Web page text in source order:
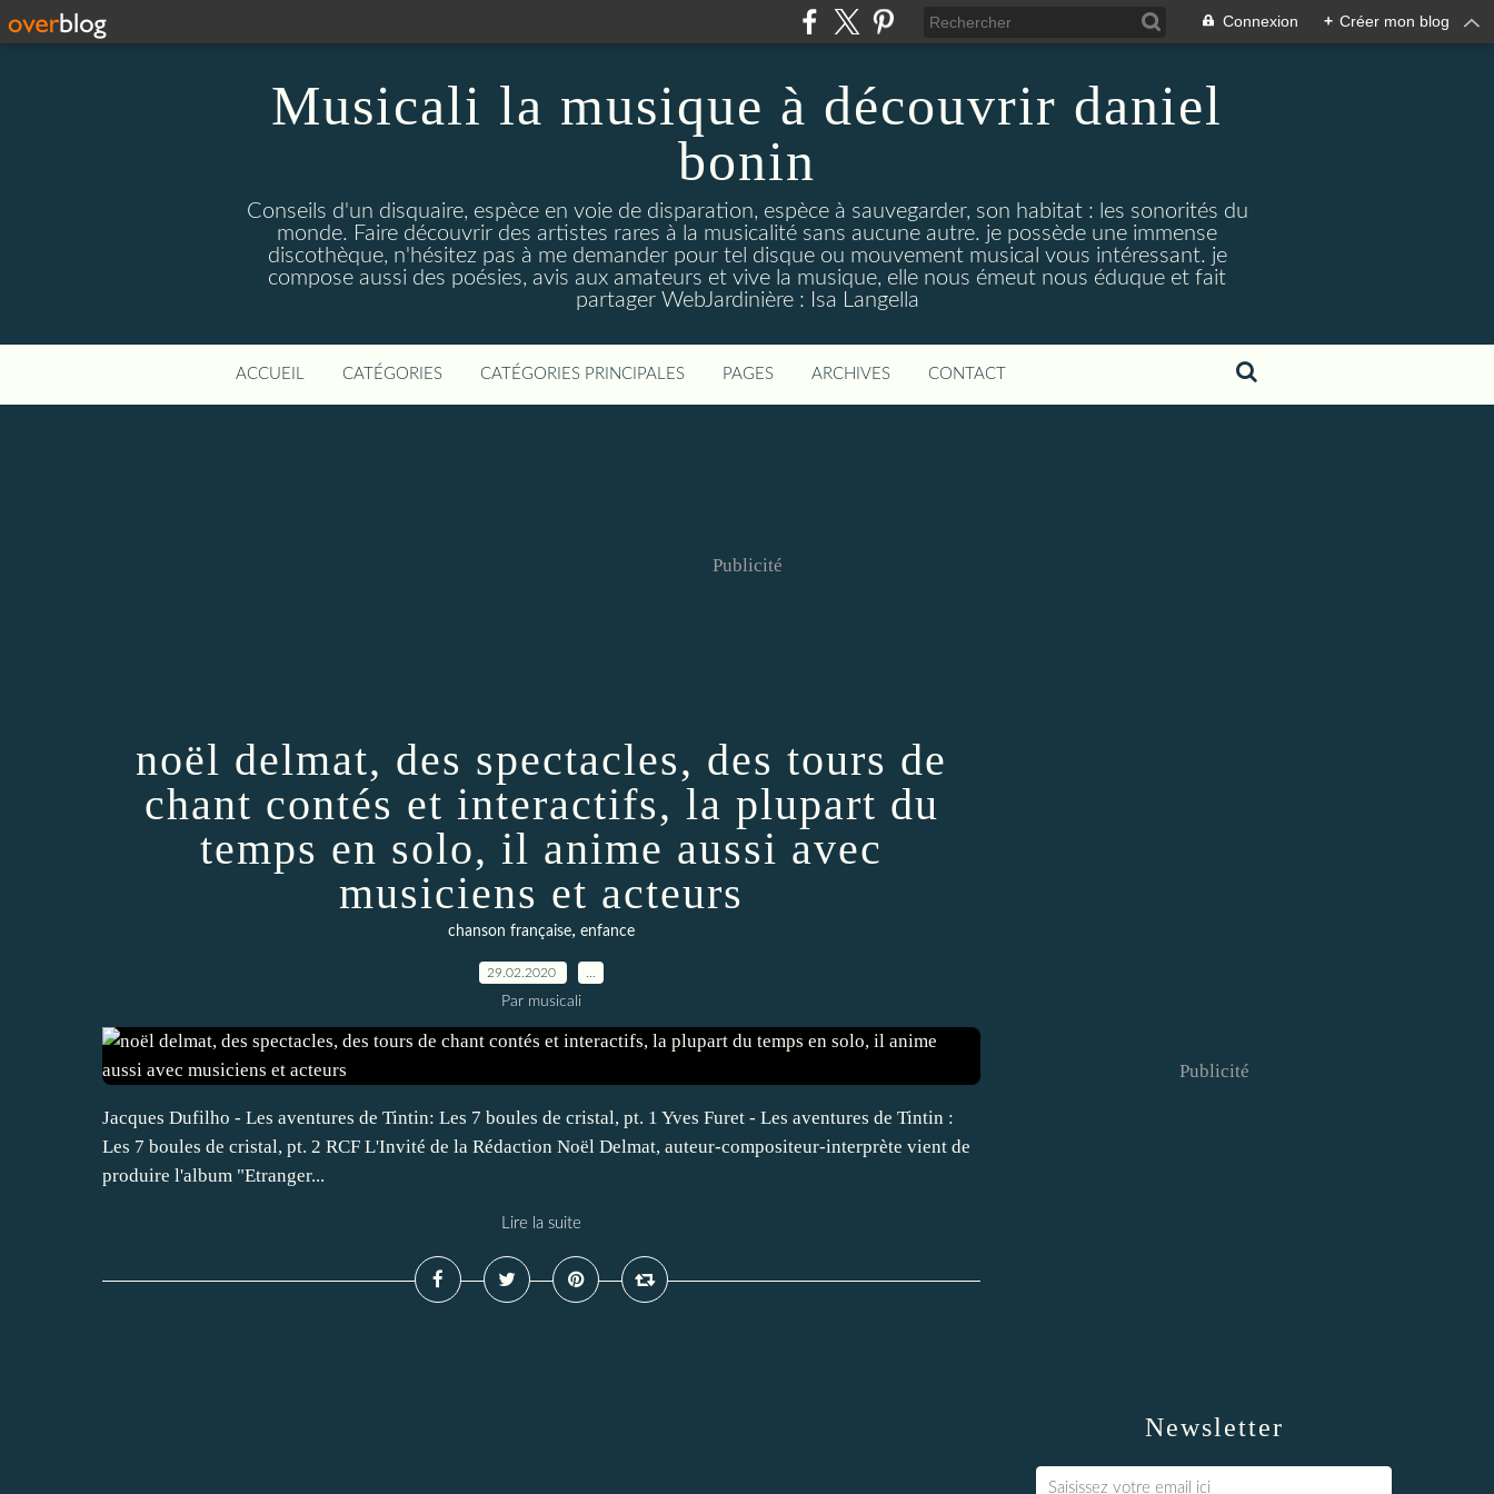
Connexion + Créer mon blog
Musicali la musique à découvrir daniel
bonin
Conseils d'un disquaire, espèce en voie de disparation, espèce à sauvegarder, son habitat : les sonorités du
monde. Faire découvrir des artistes rares à la musicalité sans aucune autre. je possède une immense
discothèque, n'hésitez pas à me demander pour tel disque ou mouvement musical vous intéressant. je
compose aussi des poésies, avis aux amateurs et vive la musique, elle nous émeut nous éduque et fait
partager WebJardinière : Isa Langella
ACCUEIL CATÉGORIES CATÉGORIES PRINCIPALES PAGES ARCHIVES CONTACT
Publicité
noël delmat, des spectacles, des tours de
chant contés et interactifs, la plupart du
temps en solo, il anime aussi avec
musiciens et acteurs
chanson française, enfance
29.02.2020
Par musicali
Jacques Dufilho - Les aventures de Tintin: Les 7 boules de cristal, pt. 1 Yves Furet - Les aventures de Tintin :
Les 7 boules de cristal, pt. 2 RCF L'Invité de la Rédaction Noël Delmat, auteur-compositeur-interprète vient de
produire l'album "Etranger...
Lire la suite
Newsletter
Publicité